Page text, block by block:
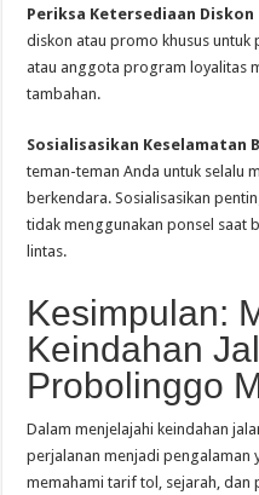
Periksa Ketersediaan Diskon
diskon atau promo khusus
atau anggota program loyalitas
tambahan.
Sosialisasikan Keselamatan
teman-teman Anda untuk selalu
berkendara. Sosialisasikan
tidak menggunakan ponsel saat
lintas.
Kesimpulan:
Keindahan
Probolinggo
Dalam menjelajahi keindahan
perjalanan menjadi pengalaman
memahami tarif tol, sejarah, dan